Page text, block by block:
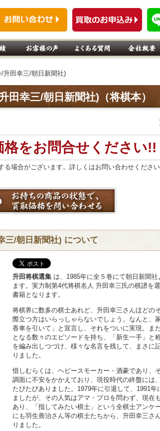
升田幸三/朝日新聞社)
田幸三/朝日新聞社)（将棋本）
格をお問合せください!!
場合がございます。詳しくはお問い合わせください
三/朝日新聞社) について
升田将棋選集 は、1985年に全５巻にて朝日新聞社
ます。実力制第4代将棋名人 升田幸三氏の棋譜を
書籍となります。
将棋界に数多の棋士あれど、升田幸三さんほどの
際立つ方はいらっしゃらないでしょう。なんと、
香車を引いて」と宣言し、それをついに実現。ま
となる数々のエピソードを持ち、「新生一手」と
を編み出しつづけ、様々な名言を残して、まさに
りました。
惜しむらくは、ヘビースモーカー・酒豪であり、
調面に不安をかかえており、現役時代の終盤には
たびたびありました。1979年に引退して、1991年
ましたが、その人気はアマ・プロを問わず、現在
あり、「指してみたい棋士」という全棋士アンケ
にも羽生善治さん等の棋士たちから、升田幸三さ
りました。